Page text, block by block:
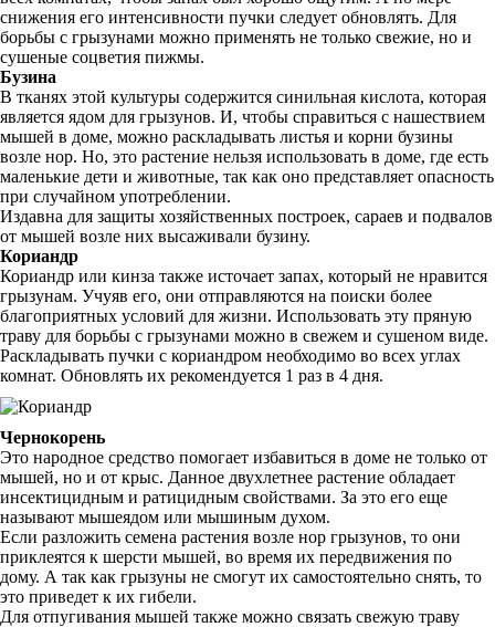
снижения его интенсивности пучки следует обновлять. Для
борьбы с грызунами можно применять не только свежие, но и
сушеные соцветия пижмы.
Бузина
В тканях этой культуры содержится синильная кислота, которая
является ядом для грызунов. И, чтобы справиться с нашествием
мышей в доме, можно раскладывать листья и корни бузины
возле нор. Но, это растение нельзя использовать в доме, где есть
маленькие дети и животные, так как оно представляет опасность
при случайном употреблении.
Издавна для защиты хозяйственных построек, сараев и подвалов
от мышей возле них высаживали бузину.
Кориандр
Кориандр или кинза также источает запах, который не нравится
грызунам. Учуяв его, они отправляются на поиски более
благоприятных условий для жизни. Использовать эту пряную
траву для борьбы с грызунами можно в свежем и сушеном виде.
Раскладывать пучки с кориандром необходимо во всех углах
комнат. Обновлять их рекомендуется 1 раз в 4 дня.
Чернокорень
Это народное средство помогает избавиться в доме не только от
мышей, но и от крыс. Данное двухлетнее растение обладает
инсектицидным и ратицидным свойствами. За это его еще
называют мышеядом или мышиным духом.
Если разложить семена растения возле нор грызунов, то они
приклеятся к шерсти мышей, во время их передвижения по
дому. А так как грызуны не смогут их самостоятельно снять, то
это приведет к их гибели.
Для отпугивания мышей также можно связать свежую траву